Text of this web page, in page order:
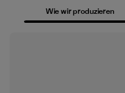
Wie wir produzieren